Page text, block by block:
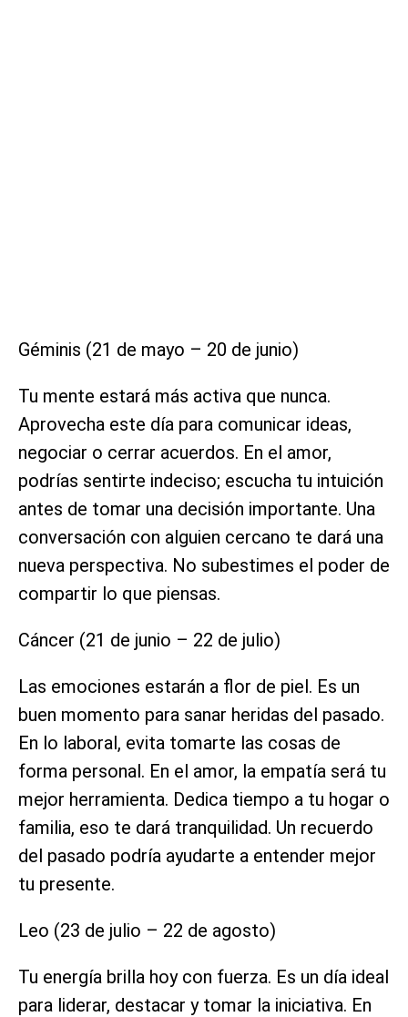
Géminis (21 de mayo – 20 de junio)
Tu mente estará más activa que nunca.
Aprovecha este día para comunicar ideas,
negociar o cerrar acuerdos. En el amor,
podrías sentirte indeciso; escucha tu intuición
antes de tomar una decisión importante. Una
conversación con alguien cercano te dará una
nueva perspectiva. No subestimes el poder de
compartir lo que piensas.
Cáncer (21 de junio – 22 de julio)
Las emociones estarán a flor de piel. Es un
buen momento para sanar heridas del pasado.
En lo laboral, evita tomarte las cosas de
forma personal. En el amor, la empatía será tu
mejor herramienta. Dedica tiempo a tu hogar o
familia, eso te dará tranquilidad. Un recuerdo
del pasado podría ayudarte a entender mejor
tu presente.
Leo (23 de julio – 22 de agosto)
Tu energía brilla hoy con fuerza. Es un día ideal
para liderar, destacar y tomar la iniciativa. En